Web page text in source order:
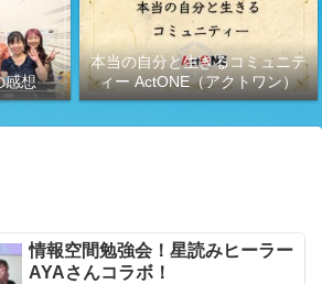
感想
本当の自分と生きるコミュニテ
ィー ActONE（アクトワン）
情報空間勉強会！星読みヒーラー
AYAさんコラボ！